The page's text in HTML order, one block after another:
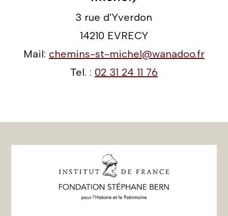
3 rue d'Yverdon
14210 EVRECY
Mail: chemins-st-michel@wanadoo.fr
Tel. : 02 31 24 11 76